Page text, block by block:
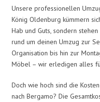
Unsere professionellen
König Oldenburg kümmern
Hab und Guts, sondern
rund um deinen Umzug zur
Organisation bis hin zur
Möbel – wir erledigen alles
Doch wie hoch sind die
nach Bergamo? Die